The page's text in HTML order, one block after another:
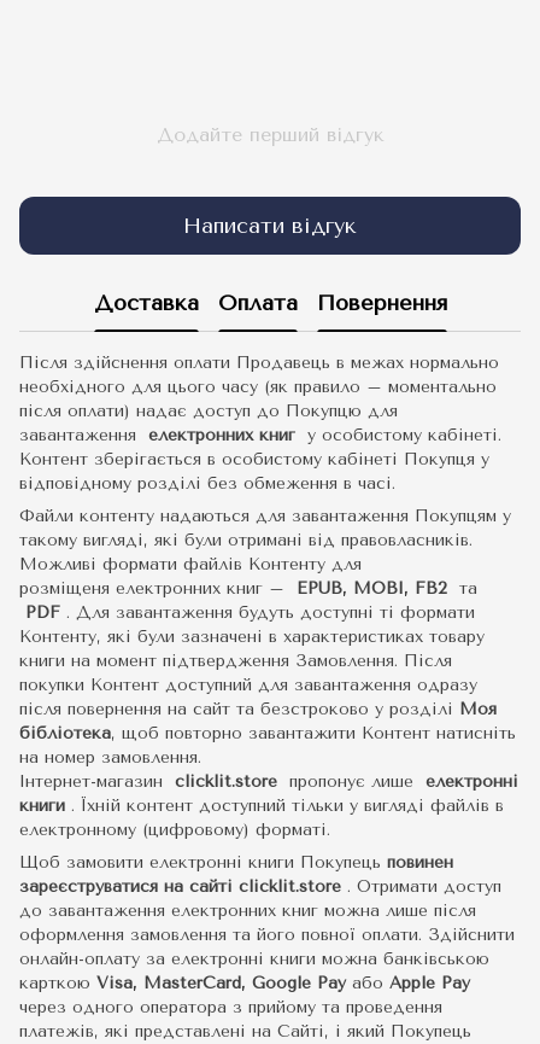
Додайте перший відгук
Написати відгук
Доставка Оплата Повернення
Після здійснення оплати Продавець в межах нормально
необхідного для цього часу (як правило – моментально
після оплати) надає доступ до Покупцю для
завантаження електронних книг у особистому кабінеті.
Контент зберігається в особистому кабінеті Покупця у
відповідному розділі без обмеження в часі.
Файли контенту надаються для завантаження Покупцям у
такому вигляді, які були отримані від правовласників.
Можливі формати файлів Контенту для
розміщеня електронних книг –
EPUB, MOBI, FB2 та
PDF . Для завантаження будуть доступні ті формати
Контенту, які були зазначені в характеристиках товару
книги на момент підтвердження Замовлення. Після
покупки Контент доступний для завантаження одразу
після повернення на сайт та безстроково у розділі Моя
бібліотека, щоб повторно завантажити Контент натисніть
на номер замовлення.
Інтернет-магазин clicklit.store пропонує лише електронні
книги . Їхній контент доступний тільки у вигляді файлів в
електронному (цифровому) форматі.
Щоб замовити електронні книги Покупець повинен
зареєструватися на сайті clicklit.store . Отримати доступ
до завантаження електронних книг можна лише після
оформлення замовлення та його повної оплати. Здійснити
онлайн-оплату за електронні книги можна банківською
карткою Visa, MasterCard, Google Pay або Apple Pay
через одного оператора з прийому та проведення
платежів, які представлені на Сайті, і який Покупець